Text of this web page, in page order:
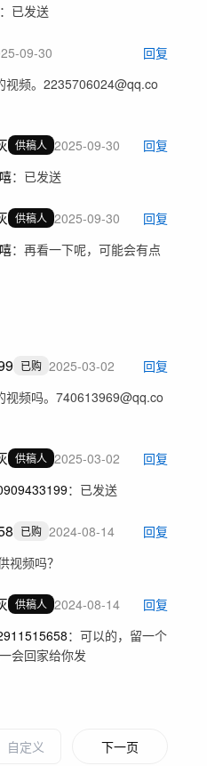
： 已发送
09-30
回复
视频。2235706024@qq.co
供稿人 2025-09-30
回复
： 已发送
供稿人 2025-09-30
回复
： 再看一下呢，可能会有点
已购 2025-03-02
回复
视频吗。740613969@qq.co
供稿人 2025-03-02
回复
： 已发送
已购 2024-08-14
回复
视频吗？
供稿人 2024-08-14
回复
： 可以的，留一个
会回家给你发
下一页